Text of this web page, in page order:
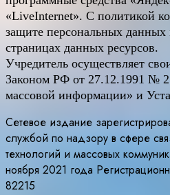
«LiveInternet». С политикой
защите персональных
страницах данных ресурсов.
Учредитель осуществляет
Законом РФ от 27.12.1991 №
массовой информации» и
Сетевое издание
службой по надзору в сфере
технологий и массовых
ноября 2021 года
82215